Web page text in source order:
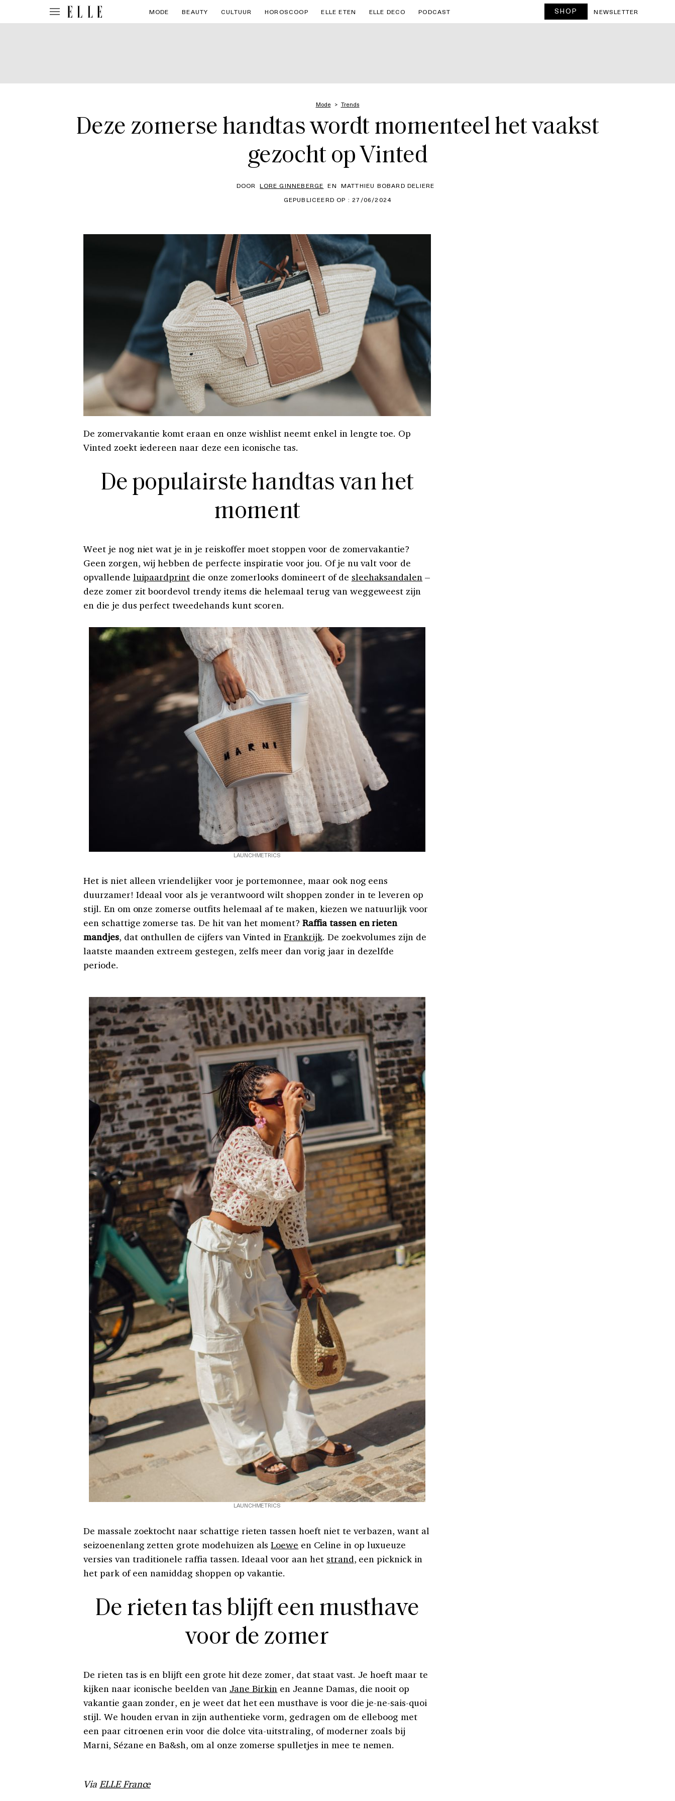
MODE BEAUTY CULTUUR HOROSCOOP ELLE ETEN ELLE DECO PODCAST SHOP NEWSLETTER
Mode Trends
Deze zomerse handtas wordt momenteel het vaakst
gezocht op Vinted
DOOR LORE GINNEBERGE EN MATTHIEU BOBARD DELIERE
GEPUBLICEERD OP : 27/06/2024
De zomervakantie komt eraan en onze wishlist neemt enkel in lengte toe. Op
Vinted zoekt iedereen naar deze een iconische tas.
De populairste handtas van het
moment
Weet je nog niet wat je in je reiskoffer moet stoppen voor de zomervakantie?
Geen zorgen, wij hebben de perfecte inspiratie voor jou. Of je nu valt voor de
opvallende luipaardprint die onze zomerlooks domineert of de sleehaksandalen –
deze zomer zit boordevol trendy items die helemaal terug van weggeweest zijn
en die je dus perfect tweedehands kunt scoren.
LAUNCHMETRICS
Het is niet alleen vriendelijker voor je portemonnee, maar ook nog eens
duurzamer! Ideaal voor als je verantwoord wilt shoppen zonder in te leveren op
stijl. En om onze zomerse outfits helemaal af te maken, kiezen we natuurlijk voor
een schattige zomerse tas. De hit van het moment?Raffia tassen en rieten
mandjes, dat onthullen de cijfers van Vinted inFrankrijk. De zoekvolumes zijn de
laatste maanden extreem gestegen, zelfs meer dan vorig jaar in dezelfde
periode.
LAUNCHMETRICS
De massale zoektocht naar schattige rieten tassen hoeft niet te verbazen, want al
seizoenenlang zetten grote modehuizen alsLoewe en Celine in op luxueuze
versies van traditionele raffia tassen. Ideaal voor aan het strand, een picknick in
het park of een namiddag shoppen op vakantie.
De rieten tas blijft een musthave
voor de zomer
De rieten tas is en blijft een grote hit deze zomer, dat staat vast. Je hoeft maar te
kijken naar iconische beelden van Jane Birkin en Jeanne Damas, die nooit op
vakantie gaan zonder, en je weet dat het een musthave is voor die je-ne-sais-quoi
stijl. We houden ervan in zijn authentieke vorm, gedragen om de elleboog met
een paar citroenen erin voor die dolce vita-uitstraling, of moderner zoals bij
Marni, Sézane en Ba&sh, om al onze zomerse spulletjes in mee te nemen.
Via ELLE France